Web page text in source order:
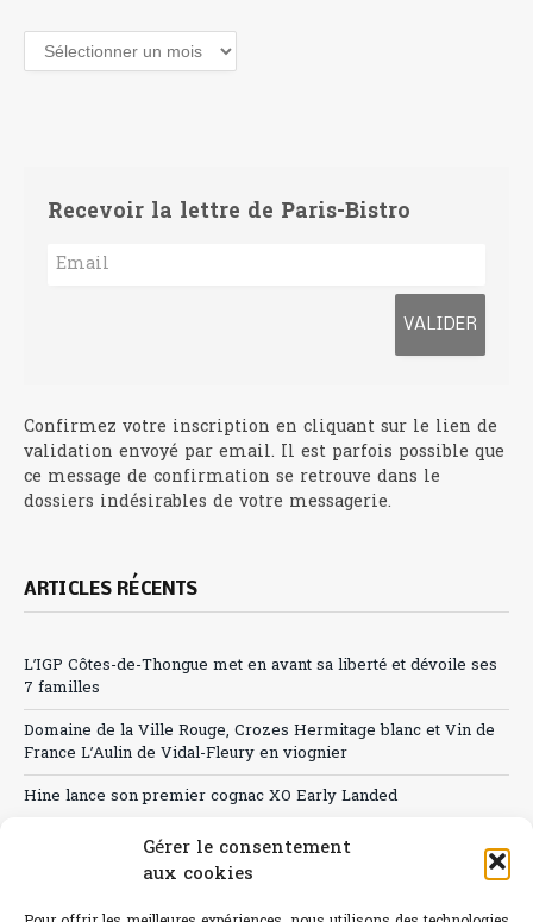
Gérer le consentement
aux cookies
Archives
Recevoir la lettre de Paris-Bistro
Confirmez votre inscription en cliquant sur le lien de
validation envoyé par email. Il est parfois possible que
ce message de confirmation se retrouve dans le
dossiers indésirables de votre messagerie.
ARTICLES RÉCENTS
L’IGP Côtes-de-Thongue met en avant sa liberté et dévoile ses
7 familles
Domaine de la Ville Rouge, Crozes Hermitage blanc et Vin de
France L’Aulin de Vidal-Fleury en viognier
Hine lance son premier cognac XO Early Landed
Canicule : A quand le CHR à « l’heure espagnole » ?